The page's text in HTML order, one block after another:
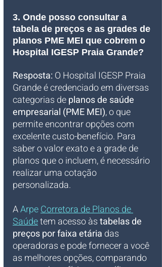
3. Onde posso consultar a
tabela de preços e as grades de
planos PME MEI que cobrem o
Hospital IGESP Praia Grande?
Resposta: O Hospital IGESP Praia
Grande é credenciado em diversas
categorias de planos de saúde
empresarial (PME MEI), o que
permite encontrar opções com
excelente custo-benefício. Para
saber o valor exato e a grade de
planos que o incluem, é necessário
realizar uma cotação
personalizada.
A Arpe Corretora de Planos de
Saúde tem acesso às tabelas de
preços por faixa etária das
operadoras e pode fornecer a você
as melhores opções, comparando